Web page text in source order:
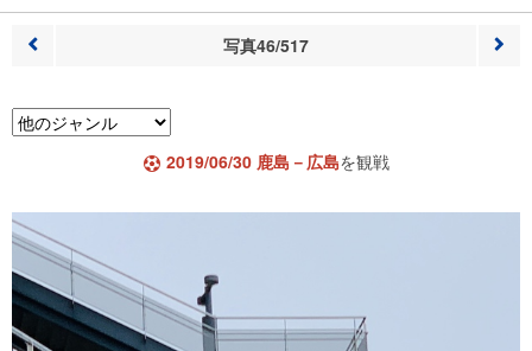
写真46/517
2019/06/30 鹿島－広島を観戦